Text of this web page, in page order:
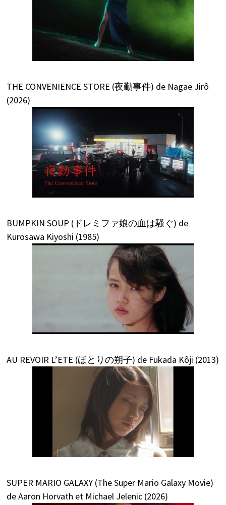
THE CONVENIENCE STORE (夜勤事件) de Nagae Jirô
(2026)
BUMPKIN SOUP (ドレミファ娘の血は騒ぐ) de
Kurosawa Kiyoshi (1985)
AU REVOIR L’ETE (ほとりの朔子) de Fukada Kôji (2013)
SUPER MARIO GALAXY (The Super Mario Galaxy Movie)
de Aaron Horvath et Michael Jelenic (2026)